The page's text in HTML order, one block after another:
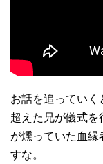
お話を追っていく
超えた兄が儀式
が燻っていた血
すな。